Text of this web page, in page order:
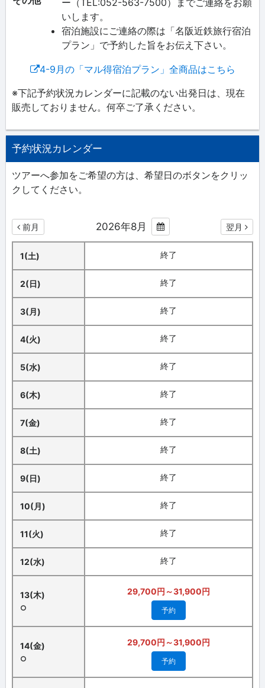
ー（TEL:052-563-7500）までご連絡をお願
いします。
宿泊施設にご連絡の際は「名阪近鉄旅行宿泊
プラン」で予約した旨をお伝え下さい。
4-9月の「マル得宿泊プラン」全商品はこちら
※下記予約状況カレンダーに記載のない出発日は、現在
販売しておりません。何卒ご了承ください。
予約状況カレンダー
ツアーへ参加をご希望の方は、希望日のボタンをクリッ
クしてください。
前月 2026年8月 翌月
1(土) 終了
2(日) 終了
3(月) 終了
4(火) 終了
5(水) 終了
6(木) 終了
7(金) 終了
8(土) 終了
9(日) 終了
10(月) 終了
11(火) 終了
12(水) 終了
13(木)
○
29,700円～31,900円
予約
14(金)
○
29,700円～31,900円
予約